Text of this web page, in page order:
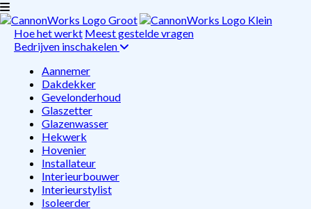
Hoe het werkt Meest gestelde vragen
Bedrijven inschakelen
Aannemer
Dakdekker
Gevelonderhoud
Glaszetter
Glazenwasser
Hekwerk
Hovenier
Installateur
Interieurbouwer
Interieurstylist
Isoleerder